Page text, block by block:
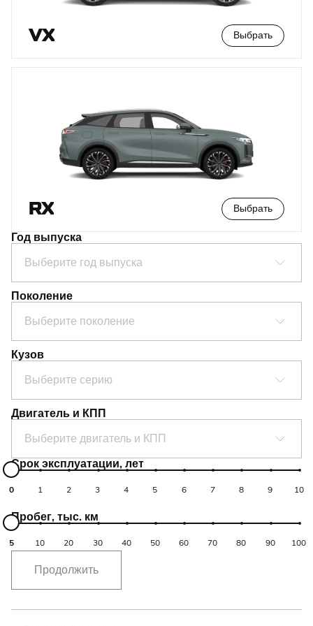
VX Выбрать
RX Выбрать
Год выпуска
Выберите год выпуска
Поколение
Выберите поколение
Кузов
Выберите серию
Двигатель и КПП
Выберите двигатель и КПП
Срок эксплуатации, лет
0 1 2 3 4 5 6 7 8 9 10
Пробег, тыс. км
5 10 20 30 40 50 60 70 80 90 100
Продолжить